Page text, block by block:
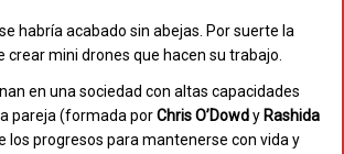
habría acabado sin abejas. Por suerte la
crear mini drones que hacen su trabajo.
en una sociedad con altas capacidades
pareja (formada porChris O’Dowdy Rashida
los progresos para mantenerse con vida y